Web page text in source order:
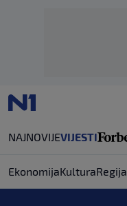
NAJNOVIJEVIJESTI
EkonomijaKulturaRegija